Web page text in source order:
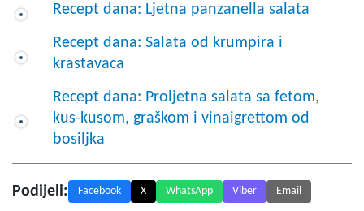
Recept dana: Ljetna panzanella salata
Recept dana: Salata od krumpira i
krastavaca
Recept dana: Proljetna salata sa fetom,
kus-kusom, graškom i vinaigrettom od
bosiljka
Podijeli: Facebook X WhatsApp Viber Email